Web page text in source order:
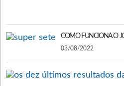
COMO FUNCIONA O
03/08/2022